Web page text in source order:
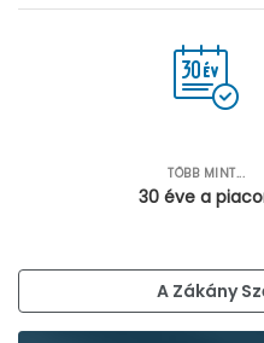
TÖBB MINT...
30 éve a
A Zákány